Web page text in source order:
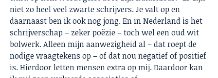
niet zo heel veel zwarte schrijvers. Je valt op en
daarnaast ben ik ook nog jong. En in Nederland is het
schrijverschap – zeker poëzie – toch wel een oud wit
bolwerk. Alleen mijn aanwezigheid al – dat roept de
nodige vraagtekens op – of dat nou negatief of positief
is. Hierdoor letten mensen extra op mij. Daardoor kan